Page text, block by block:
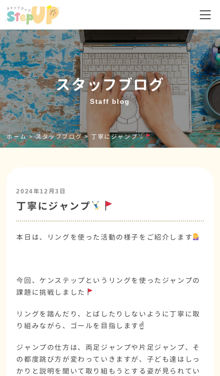
スタッフブログ
Staff blog
ホーム>スタッフブログ> 丁寧にジャンプ
2024年12月3日
丁寧にジャンプ
本日は、リングを使った活動の様子をご紹介します
今回、ケンステップというリングを使ったジャンプの
課題に挑戦しました
リングを踏んだり、とばしたりしないように丁寧に取
り組みながら、ゴールを目指します☝️
ジャンプの仕方は、両足ジャンプや片足ジャンプ、そ
の都度跳び方が変わっていきますが、子ども達はしっ
かりと説明を聞いて取り組もうとする姿が見られてい